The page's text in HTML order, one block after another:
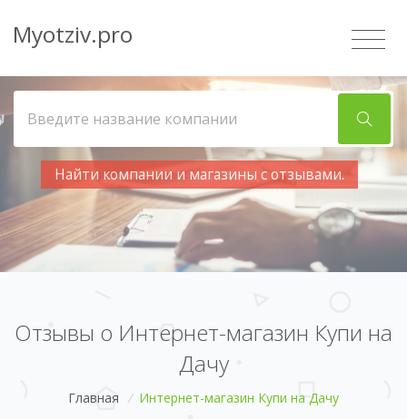
Myotziv.pro
Найти компании и магазины с отзывами.
Отзывы о Интернет-магазин Купи на
Дачу
Главная / Интернет-магазин Купи на Дачу